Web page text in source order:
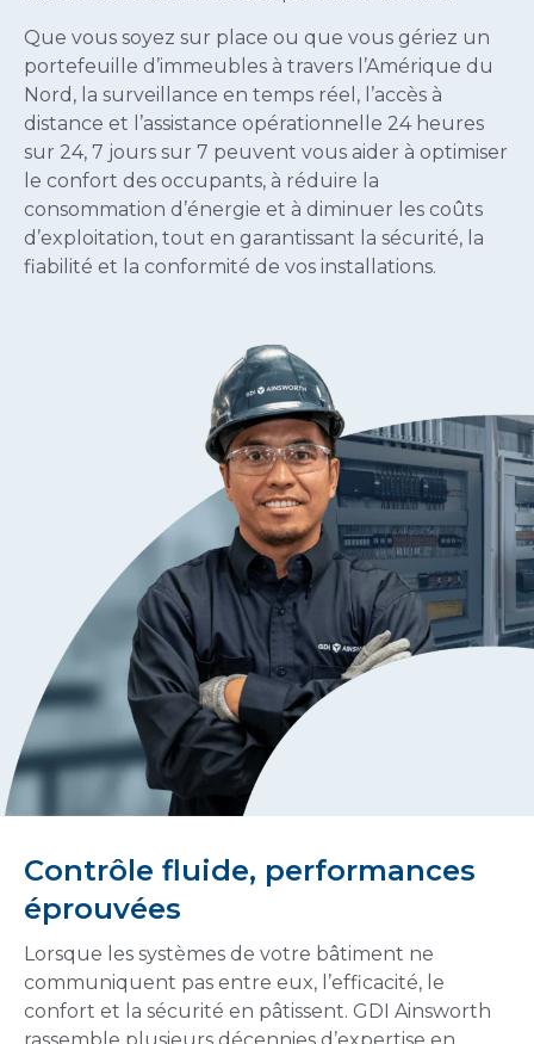
Que vous soyez sur place ou que vous gériez un
portefeuille d’immeubles à travers l’Amérique du
Nord, la surveillance en temps réel, l’accès à
distance et l’assistance opérationnelle 24 heures
sur 24, 7 jours sur 7 peuvent vous aider à optimiser
le confort des occupants, à réduire la
consommation d’énergie et à diminuer les coûts
d’exploitation, tout en garantissant la sécurité, la
fiabilité et la conformité de vos installations.
Contrôle fluide, performances
éprouvées
Lorsque les systèmes de votre bâtiment ne
communiquent pas entre eux, l’efficacité, le
confort et la sécurité en pâtissent. GDI Ainsworth